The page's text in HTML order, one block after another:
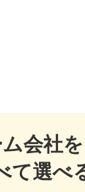
会社
て選べ